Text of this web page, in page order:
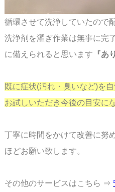
循環させて洗浄していたので
洗浄剤を濯ぎ作業は無事に完
に備えられると思います 『あ
既に症状(汚れ・臭いなど)を
お試しいただき今後の目安に
丁寧に時間をかけて改善に努
ほどお願い致します。
その他のサービスはこちら ⇒